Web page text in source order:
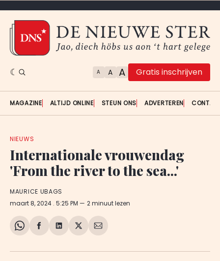
A A A Gratis inschrijven
MAGAZINE ALTIJD ONLINE STEUN ONS ADVERTEREN
NIEUWS
Internationale vrouwendag
'From the river to the sea...'
MAURICE UBAGS
maart 8, 2024 . 5:25 PM 2 minuut lezen
Share
WhatsApp
Delen
Facebook
Delen
LinkedIn
Share
X
Deel
E-